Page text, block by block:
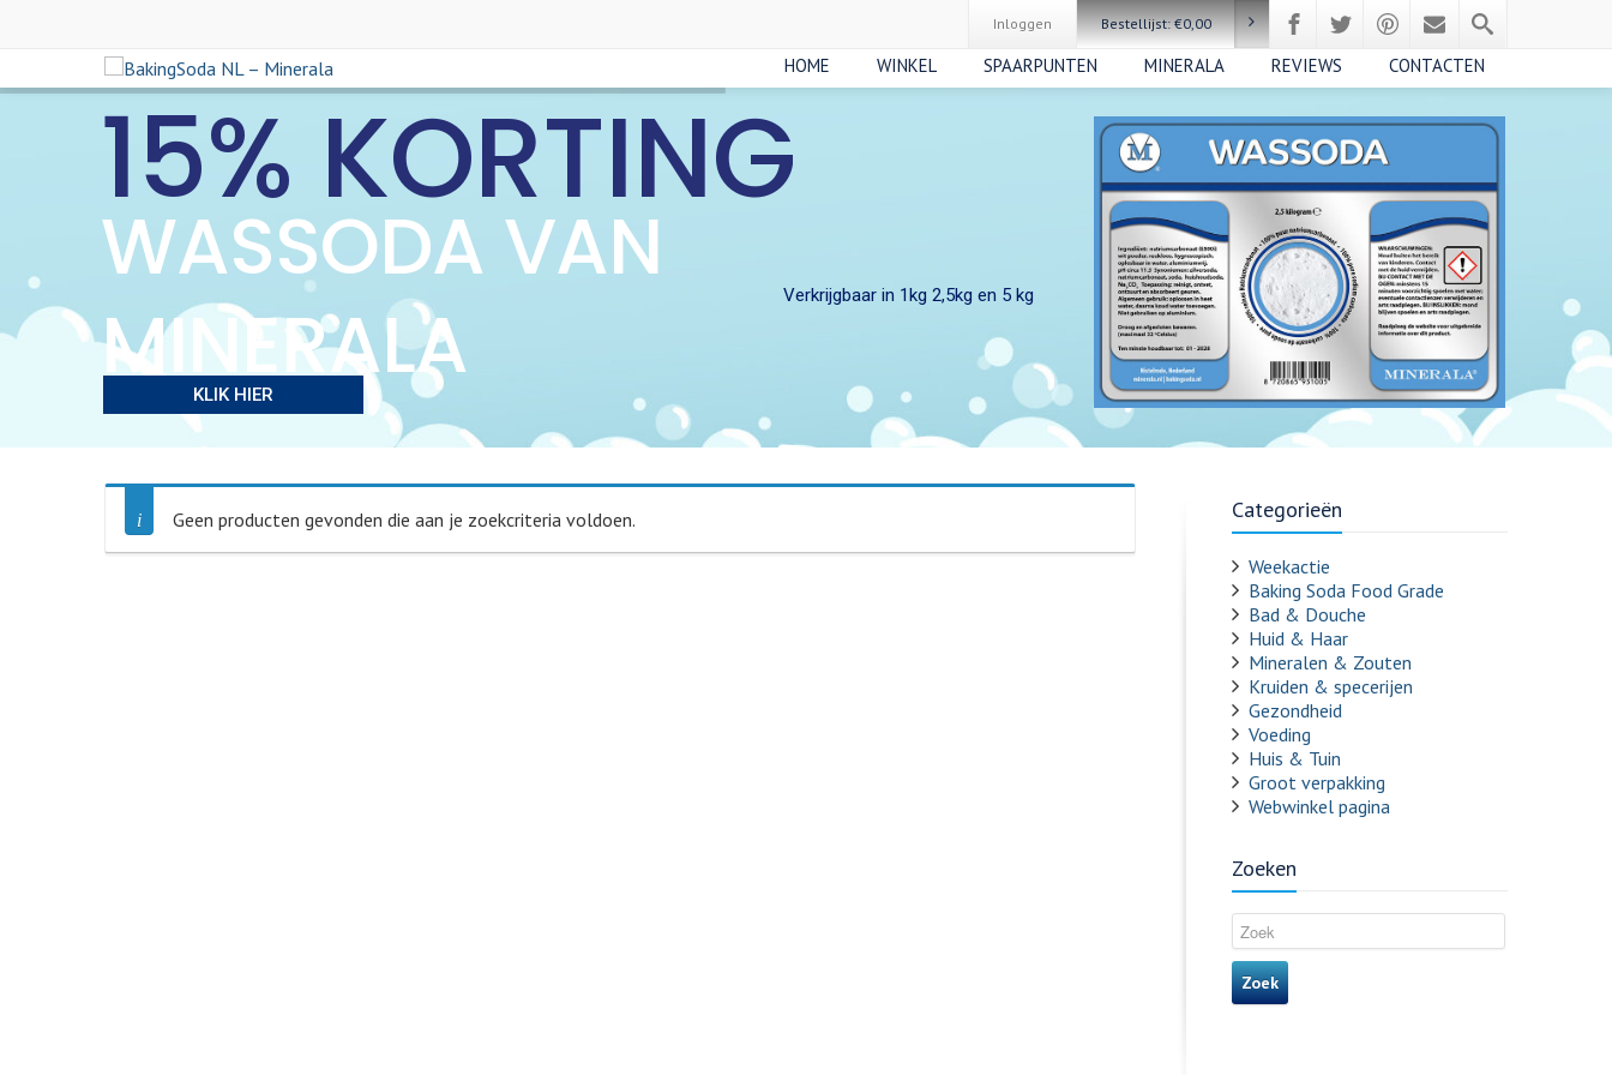
Inloggen Bestellijst:€0,00
HOME WINKEL SPAARPUNTEN MINERALA REVIEWS CONTACTEN
15% KORTING
KLIK HIER
WASSODA VAN
MINERALA
Verkrijgbaar in 1kg 2,5kg en 5 kg
Geen producten gevonden die aan je zoekcriteria voldoen. Categorieën
Weekactie
Baking Soda Food Grade
Bad & Douche
Huid & Haar
Mineralen & Zouten
Kruiden & specerijen
Gezondheid
Voeding
Huis & Tuin
Groot verpakking
Webwinkel pagina
Zoeken
Zoek